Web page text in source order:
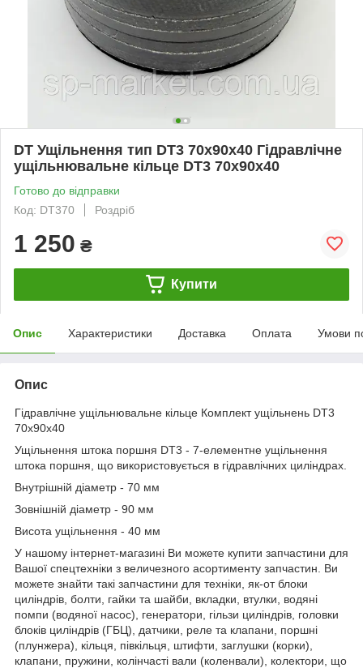
DT Ущільнення тип DT3 70x90x40 Гідравлічне
ущільнювальне кільце DT3 70x90x40
Готово до відправки
Код: DT370
Роздріб
1 250 ₴
Купити
Опис Характеристики Доставка Оплата Умови
Опис
Гідравлічне ущільнювальне кільце Комплект ущільнень DT3
70x90x40
Ущільнення штока поршня DT3 - 7-елементне ущільнення
штока поршня, що використовується в гідравлічних циліндрах.
Внутрішній діаметр - 70 мм
Зовнішній діаметр - 90 мм
Висота ущільнення - 40 мм
У нашому інтернет-магазині Ви можете купити запчастини для
Вашої спецтехніки з величезного асортименту запчастин. Ви
можете знайти такі запчастини для техніки, як-от блоки
циліндрів, болти, гайки та шайби, вкладки, втулки, водяні
помпи (водяної насос), генератори, гільзи циліндрів, головки
блоків циліндрів (ГБЦ), датчики, реле та клапани, поршні
(плунжера), кільця, півкільця, штифти, заглушки (корки),
клапани, пружини, колінчасті вали (коленвали), колектори, що